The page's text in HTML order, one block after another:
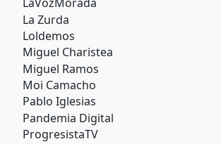
La Zurda
Loldemos
Miguel Charistea
Miguel Ramos
Moi Camacho
Pablo Iglesias
Pandemia Digital
ProgresistaTV